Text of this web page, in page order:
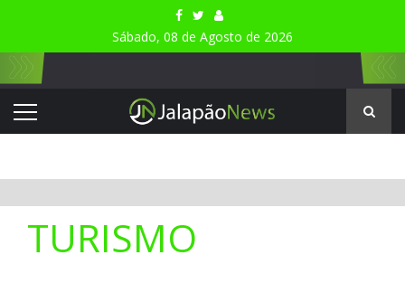
Sábado, 08 de Agosto de 2026
TURISMO